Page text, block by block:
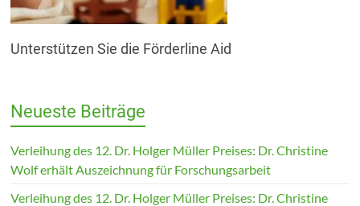
Unterstützen Sie die Förderline Aid
Neueste Beiträge
Verleihung des 12. Dr. Holger Müller Preises: Dr. Christine
Wolf erhält Auszeichnung für Forschungsarbeit
Verleihung des 12. Dr. Holger Müller Preises: Dr. Christine